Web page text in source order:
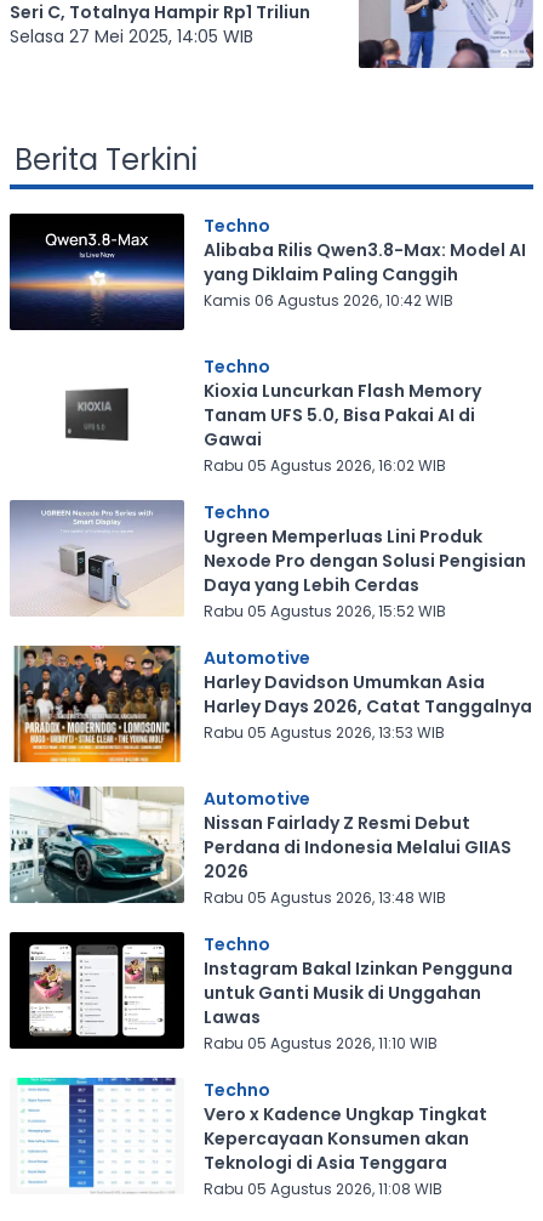
Seri C, Totalnya Hampir Rp1 Triliun
Selasa 27 Mei 2025, 14:05 WIB
Berita Terkini
Techno
Alibaba Rilis Qwen3.8-Max: Model AI
yang Diklaim Paling Canggih
Kamis 06 Agustus 2026, 10:42 WIB
Techno
Kioxia Luncurkan Flash Memory
Tanam UFS 5.0, Bisa Pakai AI di
Gawai
Rabu 05 Agustus 2026, 16:02 WIB
Techno
Ugreen Memperluas Lini Produk
Nexode Pro dengan Solusi Pengisian
Daya yang Lebih Cerdas
Rabu 05 Agustus 2026, 15:52 WIB
Automotive
Harley Davidson Umumkan Asia
Harley Days 2026, Catat Tanggalnya
Rabu 05 Agustus 2026, 13:53 WIB
Automotive
Nissan Fairlady Z Resmi Debut
Perdana di Indonesia Melalui GIIAS
2026
Rabu 05 Agustus 2026, 13:48 WIB
Techno
Instagram Bakal Izinkan Pengguna
untuk Ganti Musik di Unggahan
Lawas
Rabu 05 Agustus 2026, 11:10 WIB
Techno
Vero x Kadence Ungkap Tingkat
Kepercayaan Konsumen akan
Teknologi di Asia Tenggara
Rabu 05 Agustus 2026, 11:08 WIB